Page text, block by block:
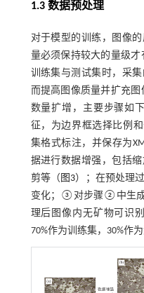
1.3 数据预处理
对于模型的训练，图像
量必须保持较大的量级
训练集与测试集时，采
而提高图像质量并扩充
数量扩增，主要步骤如
征，为边界框选择比例和
集格式标注，并保存为
据进行数据增强，包括
剪等（ 图3）；在预处理
变化；③对步骤②中生成
理后图像内无矿物可识
70%作为训练集，30%作